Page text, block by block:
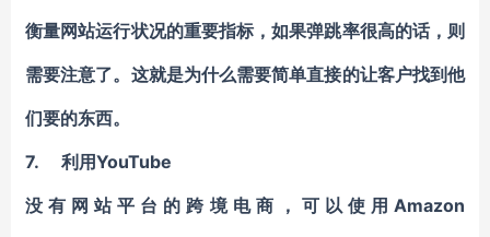
衡量网站运行状况的重要指标，如果弹跳率很高的话，则
需要注意了。这就是为什么需要简单直接的让客户找到他
们要的东西。
7. 利用YouTube
没有网站平台的跨境电商，可以使用Amazon